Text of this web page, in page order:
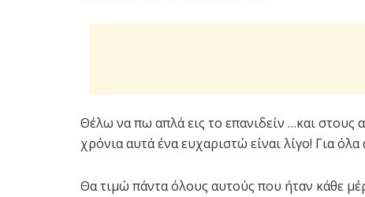
Θέλω να πω απλά εις το επανιδείν …και
χρόνια αυτά ένα ευχαριστώ είναι λίγο! Για
Θα τιμώ πάντα όλους αυτούς που ήταν κάθε